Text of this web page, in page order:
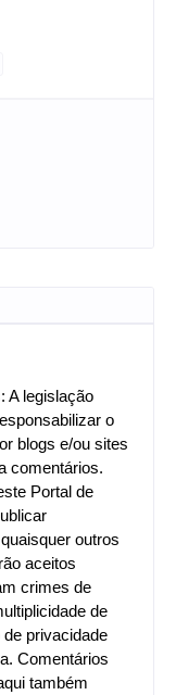
A legislação
o
blogs e/ou sites
comentários.
Portal de
outros
aceitos
crimes de
de
privacidade
Comentários
também